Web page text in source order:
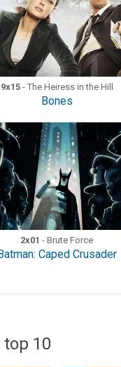
9x15- The Heiress in the Hill
Bones
2x01 - Brute Force
Caped Crusader
top 10